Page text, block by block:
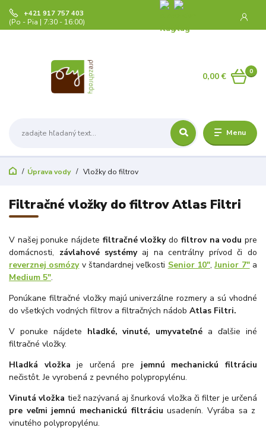
Menu
+421 917 757 403
(Po - Pia | 7:30 - 16:00)
0
0,00 €
Úprava vody Vložky do filtrov
Filtračné vložky do filtrov Atlas Filtri
V našej ponuke nájdete filtračné vložkydo filtrov na vodu pre
domácnosti, závlahové systémyaj na centrálny prívod či do
reverznej osmózyv štandardnej veľkosti Senior 10",Junior 7"a
Medium 5".
Ponúkane filtračné vložky majú univerzálne rozmery a sú vhodné
do všetkých vodných filtrov a filtračných nádob Atlas Filtri.
V ponuke nájdete hladké, vinuté, umyvateľné a ďalšie iné
filtračné vložky.
Hladká vložka je určená pre jemnú mechanickú filtráciu
nečistôt. Je vyrobená z pevného polypropylénu.
Vinutá vložka tiež nazývaná aj šnurková vložka či filter je určená
pre veľmi jemnú mechanickú filtráciuusadenín. Vyrába sa z
vinutého polypropylénu.